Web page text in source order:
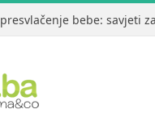
bebe: savjeti